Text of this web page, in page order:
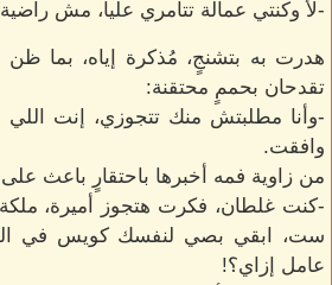
-لأ وكنتي عمالة تتأمري عليا، مش راضية
هدرت به بتشنجٍ، مُذكرة إياه، بما ظن
تقدحان بحممٍ محتقنة:
-وأنا مطلبتش منك تتجوزي، إنت
وافقت.
من زاوية فمه أخبرها باحتقارٍ باعث على
-كنت غلطان، فكرت هتجوز أميرة،
ست، ابقي بصي لنفسك كويس في
عامل إزاي؟!